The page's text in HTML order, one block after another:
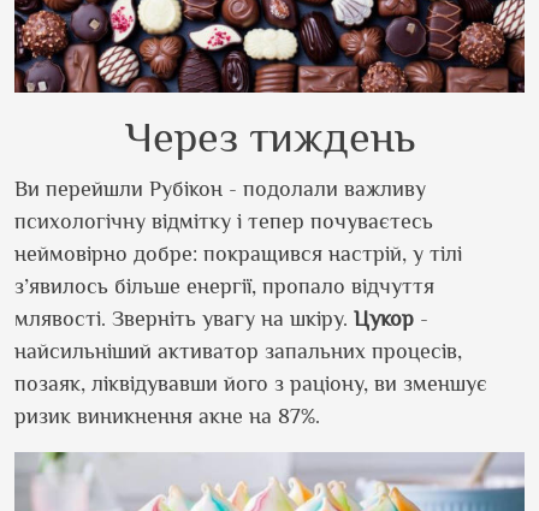
Через тиждень
Ви перейшли Рубікон - подолали важливу
психологічну відмітку і тепер почуваєтесь
неймовірно добре: покращився настрій, у тілі
з’явилось більше енергії, пропало відчуття
млявості. Зверніть увагу на шкіру. Цукор -
найсильніший активатор запальних процесів,
позаяк, ліквідувавши його з раціону, ви зменшує
ризик виникнення акне на 87%.